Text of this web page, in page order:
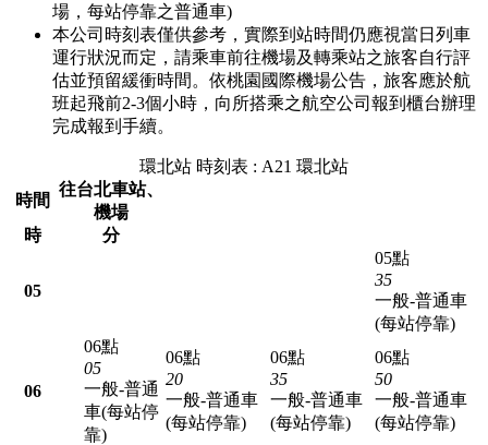
場，每站停靠之普通車)
本公司時刻表僅供參考，實際到站時間仍應視當日列車
運行狀況而定，請乘車前往機場及轉乘站之旅客自行評
估並預留緩衝時間。依桃園國際機場公告，旅客應於航
班起飛前2-3個小時，向所搭乘之航空公司報到櫃台辦理
完成報到手續。
環北站 時刻表 : A21 環北站
時間
往台北車站、
機場
時
分
05
05點
35
一般-普通車
(每站停靠)
06
06點
05
一般-普通
車(每站停
靠)
06點
20
一般-普通車
(每站停靠)
06點
35
一般-普通車
(每站停靠)
06點
50
一般-普通車
(每站停靠)